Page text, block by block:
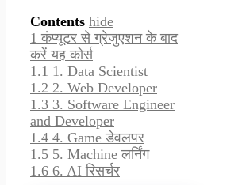
Contents hide
1 कंप्यूटर से ग्रेजुएशन के बाद
करें यह कोर्स
1.1 1. Data Scientist
1.2 2. Web Developer
1.3 3. Software Engineer
and Developer
1.4 4. Game डेवलपर
1.5 5. Machine लर्निंग
1.6 6. AI रिसर्चर